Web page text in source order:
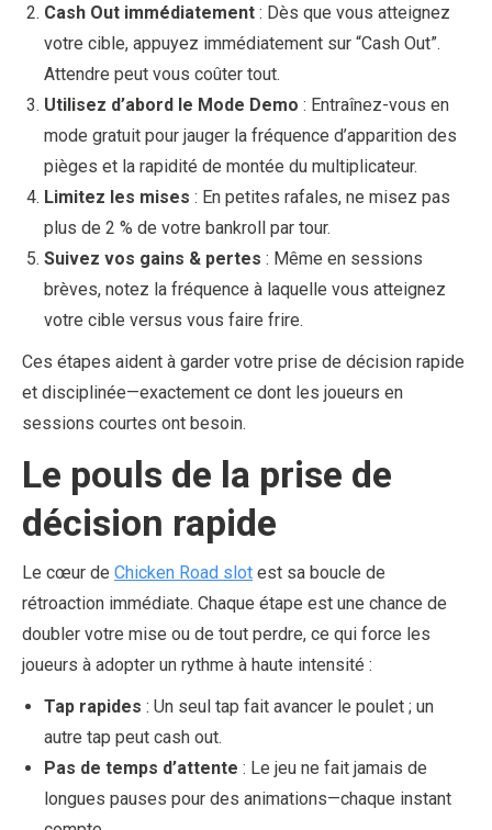
Cash Out immédiatement : Dès que vous atteignez
votre cible, appuyez immédiatement sur “Cash Out”.
Attendre peut vous coûter tout.
Utilisez d’abord le Mode Demo : Entraînez-vous en
mode gratuit pour jauger la fréquence d’apparition des
pièges et la rapidité de montée du multiplicateur.
Limitez les mises : En petites rafales, ne misez pas
plus de 2 % de votre bankroll par tour.
Suivez vos gains & pertes : Même en sessions
brèves, notez la fréquence à laquelle vous atteignez
votre cible versus vous faire frire.
Ces étapes aident à garder votre prise de décision rapide
et disciplinée—exactement ce dont les joueurs en
sessions courtes ont besoin.
Le pouls de la prise de
décision rapide
Le cœur de Chicken Road slot est sa boucle de
rétroaction immédiate. Chaque étape est une chance de
doubler votre mise ou de tout perdre, ce qui force les
joueurs à adopter un rythme à haute intensité :
Tap rapides : Un seul tap fait avancer le poulet ; un
autre tap peut cash out.
Pas de temps d’attente : Le jeu ne fait jamais de
longues pauses pour des animations—chaque instant